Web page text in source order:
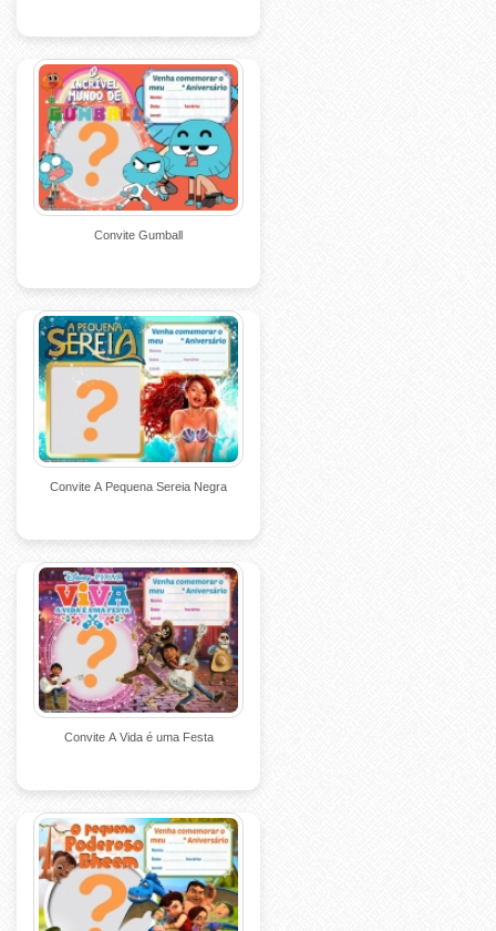
Convite Gumball
Convite A Pequena Sereia Negra
Convite A Vida é uma Festa